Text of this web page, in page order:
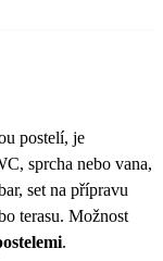
postelí, je
sprcha nebo vana,
set na přípravu
terasu. Možnost
.